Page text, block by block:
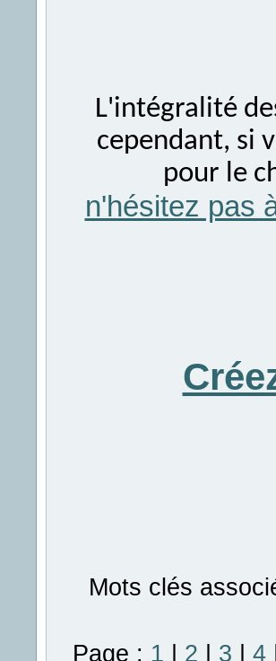
L'intégralité
cependant, si
pour le
n'hésitez pas
Mots clés
Page : 1 2 3 4|